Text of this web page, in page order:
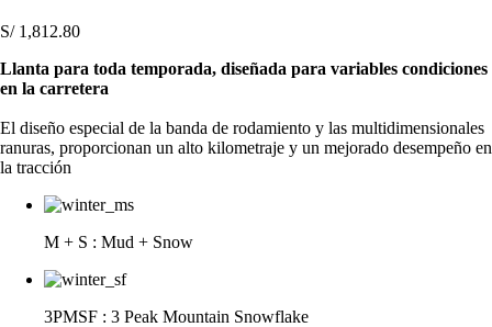
S/1,812.80
Llanta para toda temporada, diseñada para variables condiciones
en la carretera
El diseño especial de la banda de rodamiento y las multidimensionales
ranuras, proporcionan un alto kilometraje y un mejorado desempeño en
la tracción
M + S : Mud + Snow
3PMSF : 3 Peak Mountain Snowflake